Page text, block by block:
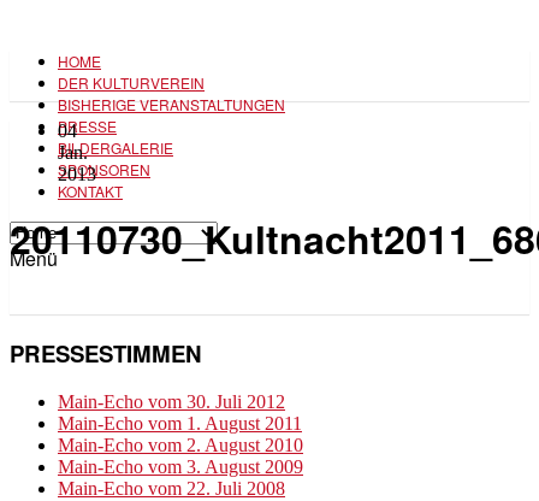
HOME
DER KULTURVEREIN
BISHERIGE VERANSTALTUNGEN
PRESSE
BILDERGALERIE
SPONSOREN
KONTAKT
Menü
04
Jan.
2013
PRESSESTIMMEN
Main-Echo vom 30. Juli 2012
Main-Echo vom 1. August 2011
Main-Echo vom 2. August 2010
Main-Echo vom 3. August 2009
Main-Echo vom 22. Juli 2008